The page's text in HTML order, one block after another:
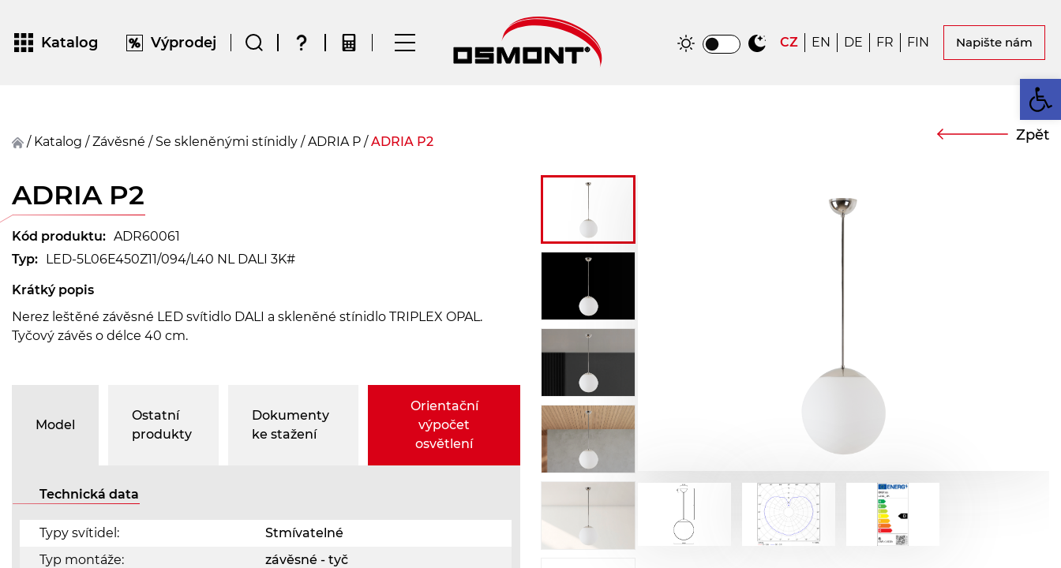
Katalog Výprodej CZ EN DE FR FIN Napište nám
/ Katalog / závěsné / Se skleněnými stínidly / ADRIA P / ADRIA P2 Zpět
ADRIA P2
Kód produktu: ADR60061
Typ: LED-5L06E450Z11/094/L40 NL DALI 3K#
Krátký popis
Nerez leštěné závěsné LED svítidlo DALI a skleněné stínidlo TRIPLEX OPAL.
Tyčový závěs o délce 40 cm.
Model
Ostatní
produkty
Dokumenty
ke stažení
Orientační
výpočet
osvětlení
Technická data
Typy svítidel:
Stmívatelné
Typ montáže:
závěsné - tyč